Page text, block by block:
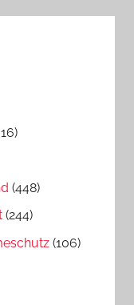
(448)
(244)
(106)